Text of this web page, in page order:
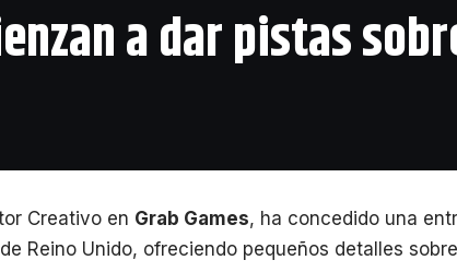
a dar pistas
Creativo en Grab Games, ha concedido una
Reino Unido, ofreciendo pequeños detalles